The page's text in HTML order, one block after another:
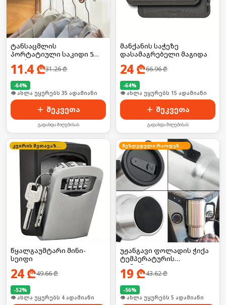
ტანსაცმლის
პორტატიული საკიდი 5
კაუჭით
11.4₾31.26₾
-64%
🛒 ბოლო 24სთ-ში იყიდა 52-მა
შეკვეთა
გადახდა მიღებისას
მანქანის საჭეზე
დასამაგრებელი მაგიდა
24₾66.96₾
-64%
🛒 ბოლო 24სთ-ში იყიდა 20-მა
შეკვეთა
გადახდა მიღებისას
წყალგაუმტარი მინი-
სეიფი
24₾49.66₾
-52%
🛒 ბოლო 24სთ-ში იყიდა 6-მა
უჟანგავი ფოლადის ჭიქა
ტემპერატურის
კონტროლით
19 ₾43.62₾
-56%
🛒 ბოლო 24სთ-ში იყიდა 7-მა